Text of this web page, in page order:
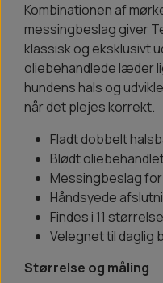
Kombinationen af
messingbeslag giver
klassisk og eksklusivt
oliebehandlede læder
hundens hals og
når det plejes korrekt.
Fladt dobbelt
Blødt
Messingbeslag
Håndsyede
Findes i 11
Velegnet til daglig
Størrelse og måling